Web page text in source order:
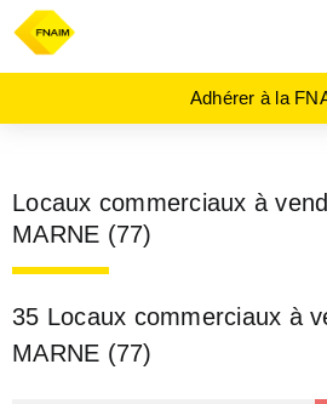
Adhérer à la
Locaux commerciaux à
MARNE (77)
35 Locaux commerciaux à
MARNE (77)